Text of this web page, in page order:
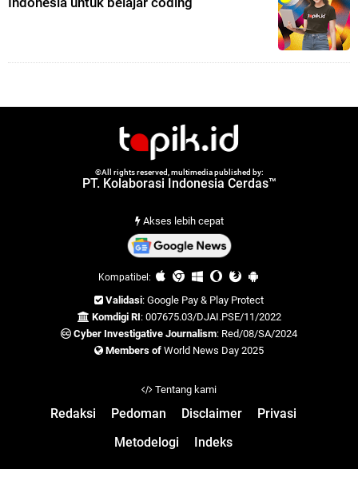
©All rights reserved, multimedia published by:
PT. Kolaborasi Indonesia Cerdas™
Akses lebih cepat
Kompatibel:
Validasi: Google Pay & Play Protect
Komdigi RI: 007675.03/DJAI.PSE/11/2022
Cyber Investigative Journalism: Red/08/SA/2024
Members of World News Day 2025
Tentang kami
Redaksi Pedoman Disclaimer
Privasi
Metodelogi
Indeks